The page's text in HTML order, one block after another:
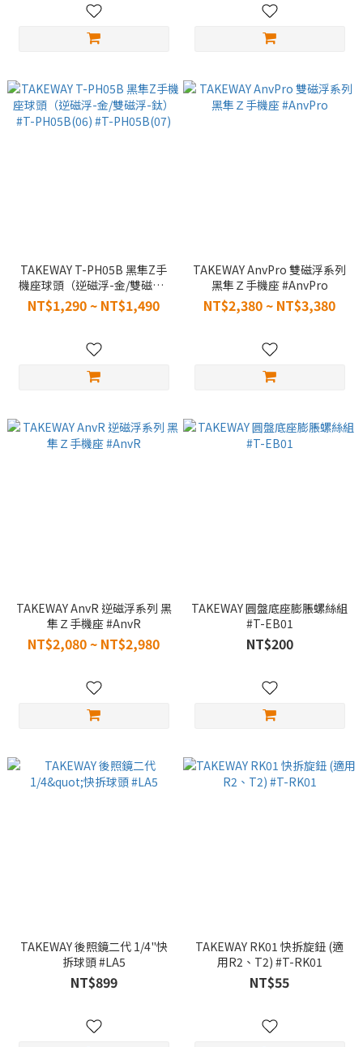
TAKEWAY T-PH05B 黑隼Z手
機座球頭（逆磁浮-金/雙磁浮-
鈦） #T-PH05B(06) #T-
PH05B(07)
NT$1,290 ~ NT$1,490
TAKEWAY AnvPro 雙磁浮系列
黑隼Ｚ手機座 #AnvPro
NT$2,380 ~ NT$3,380
TAKEWAY AnvR 逆磁浮系列 黑
隼Ｚ手機座 #AnvR
NT$2,080 ~ NT$2,980
TAKEWAY 圓盤底座膨脹螺絲組
#T-EB01
NT$200
TAKEWAY 後照鏡二代 1/4"快
拆球頭 #LA5
NT$899
TAKEWAY RK01 快拆旋鈕 (適
用R2、T2) #T-RK01
NT$55